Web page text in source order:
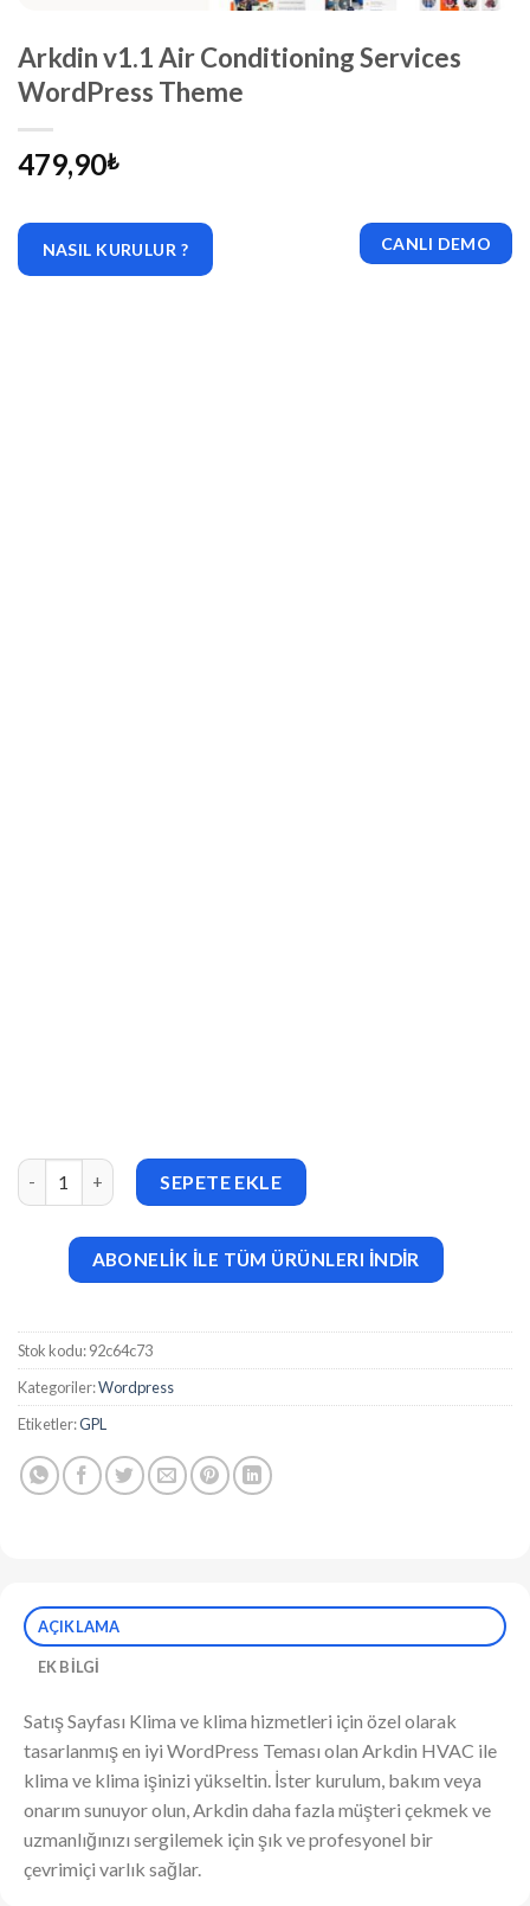
Arkdin v1.1 Air Conditioning Services
WordPress Theme
479,90₺
NASIL KURULUR ? CANLI DEMO
Arkdin v1.1 Air Conditioning Services WordPress Theme adet
SEPETE EKLE
ABONELİK İLE TÜM ÜRÜNLERI İNDİR
Stok kodu:92c64c73
Kategoriler:Wordpress
Etiketler:GPL
AÇIKLAMA
EK BILGI
Satış Sayfası Klima ve klima hizmetleri için özel olarak
tasarlanmış en iyi WordPress Teması olan Arkdin HVAC ile
klima ve klima işinizi yükseltin. İster kurulum, bakım veya
onarım sunuyor olun, Arkdin daha fazla müşteri çekmek ve
uzmanlığınızı sergilemek için şık ve profesyonel bir
çevrimiçi varlık sağlar.